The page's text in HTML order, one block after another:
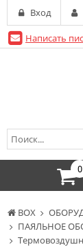
BOX
ПАЯЛЬНОЕ
Написать
Вход
0